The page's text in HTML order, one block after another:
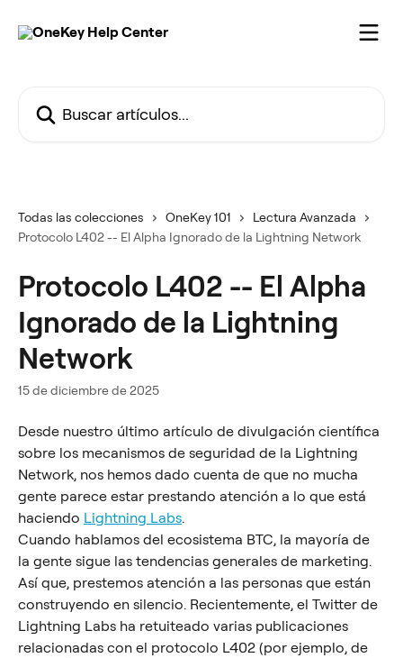
Todas las colecciones OneKey 101
Lectura Avanzada
Protocolo L402 -- El Alpha Ignorado de la Lightning Network
Protocolo L402 -- El Alpha
Ignorado de la Lightning
Network
15 de diciembre de 2025
Desde nuestro último artículo de divulgación científica
sobre los mecanismos de seguridad de la Lightning
Network, nos hemos dado cuenta de que no mucha
gente parece estar prestando atención a lo que está
haciendo Lightning Labs.
Cuando hablamos del ecosistema BTC, la mayoría de
la gente sigue las tendencias generales de marketing.
Así que, prestemos atención a las personas que están
construyendo en silencio. Recientemente, el Twitter de
Lightning Labs ha retuiteado varias publicaciones
relacionadas con el protocolo L402 (por ejemplo, de